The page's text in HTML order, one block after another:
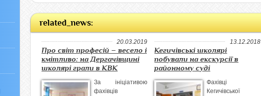
related_news:
20.03.2019
Про світ професій – весело і
кмітливо: на Дергачівщині
школярі грали в КВК
За ініціативою
фахівців
13.12.2018
Кегичівські школярі
побували на екскурсії в
районному суді
Фахівці
Кегичівської